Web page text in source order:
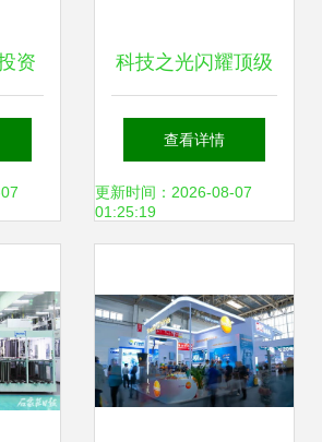
资
新
科技之光闪耀顶级
展会 美的携最前沿
技术产品进军太阳
查看详情
更新时间：2026-08-07
01:25:19